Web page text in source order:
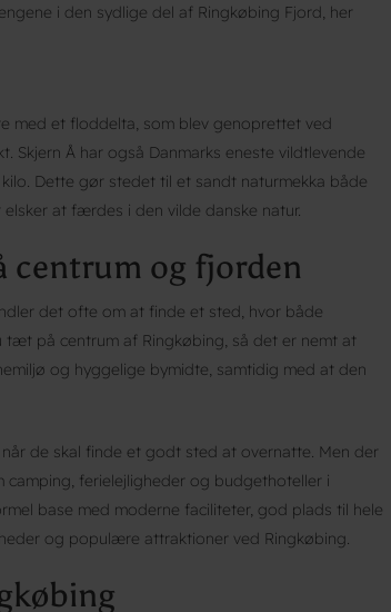
i den sydlige del af Ringkøbing Fjord, her
med et floddelta, som blev genoprettet ved
Å har også Danmarks eneste vildtlevende
Dette gør stedet til et sandt naturmekka både
at færdes i den vilde danske natur.
centrum og fjorden
det ofte om at finde et sted, hvor både
på centrum af Ringkøbing, så det er nemt at
og hyggelige bymidte, samtidig med at den
de skal finde et godt sted at overnatte. Men der
ferielejligheder og budgethoteller i
base med moderne faciliteter, god plads til hele
og populære attraktioner ved Ringkøbing.